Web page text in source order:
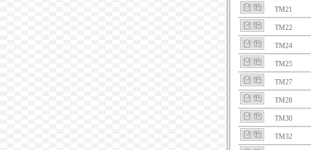
TM21
TM22
TM24
TM25
TM27
TM28
TM30
TM32